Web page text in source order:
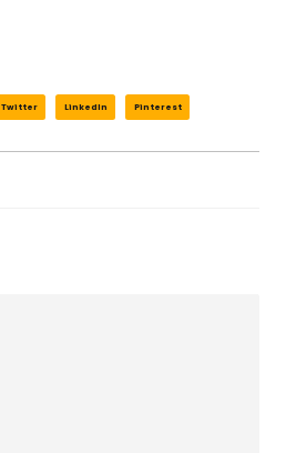
Twitter LinkedIn Pinterest